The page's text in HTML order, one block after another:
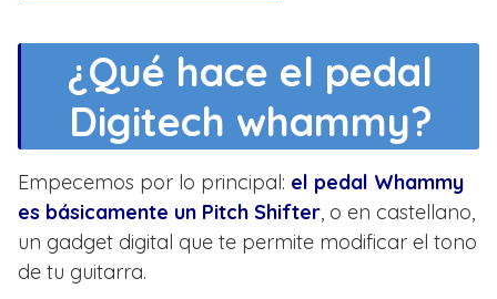
¿Qué hace el pedal
Digitech whammy?
Empecemos por lo principal: el pedal Whammy
es básicamente un Pitch Shifter, o en castellano,
un gadget digital que te permite modificar el tono
de tu guitarra.